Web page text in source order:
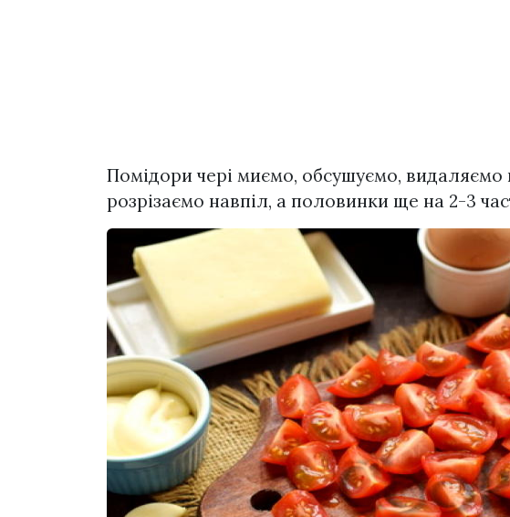
Помідори чері миємо, обсушуємо,
розрізаємо навпіл, а половинки ще на 2-3